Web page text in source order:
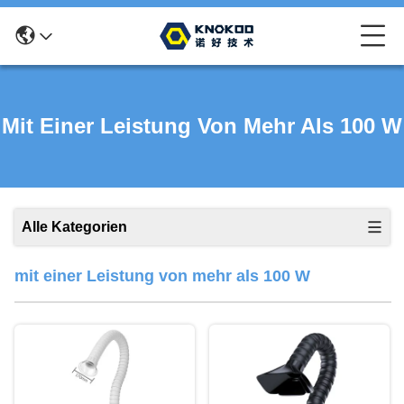
Mit Einer Leistung Von Mehr Als 100 W
Alle Kategorien
mit einer Leistung von mehr als 100 W